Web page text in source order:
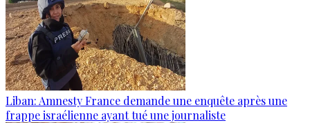
Liban: Amnesty France demande une enquête après une
frappe israélienne ayant tué une journaliste